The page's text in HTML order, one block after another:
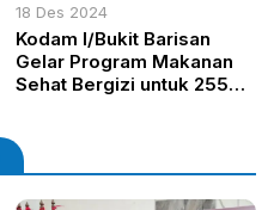
18 Des 2024
Kodam I/Bukit Barisan
Gelar Program Makanan
Sehat Bergizi untuk 255